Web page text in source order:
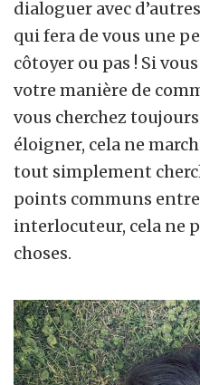
dialoguer avec
qui fera de vous une
côtoyer ou pas ! Si
votre manière de
vous cherchez
éloigner, cela ne
tout simplement
points communs
interlocuteur, cela ne
choses.